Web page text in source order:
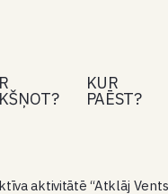
KUR
PAĒST?
aktivitātē “Atklāj